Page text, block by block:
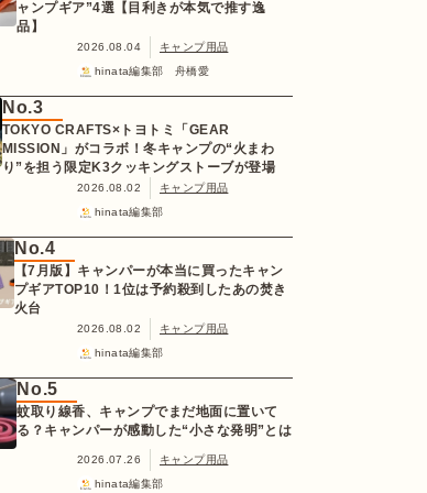
ャンプギア”4選【目利きが本気で推す逸
品】
2026.08.04
キャンプ用品
hinata編集部 舟橋愛
No.3
TOKYO CRAFTS×トヨトミ「GEAR
MISSION」がコラボ！冬キャンプの“火まわ
り”を担う限定K3クッキングストーブが登場
2026.08.02
キャンプ用品
hinata編集部
No.4
【7月版】キャンパーが本当に買ったキャン
プギアTOP10！1位は予約殺到したあの焚き
火台
2026.08.02
キャンプ用品
hinata編集部
No.5
蚊取り線香、キャンプでまだ地面に置いて
る？キャンパーが感動した“小さな発明”とは
2026.07.26
キャンプ用品
hinata編集部